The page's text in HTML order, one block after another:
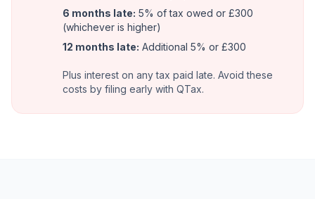
6 months late: 5% of tax owed or £300
(whichever is higher)
12 months late: Additional 5% or £300
Plus interest on any tax paid late. Avoid these
costs by filing early with QTax.